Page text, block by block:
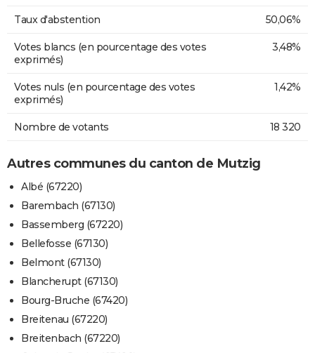
Taux d'abstention 50,06%
Votes blancs (en pourcentage des votes
exprimés)
3,48%
Votes nuls (en pourcentage des votes
exprimés)
1,42%
Nombre de votants 18 320
Autres communes du canton de Mutzig
Albé (67220)
Barembach (67130)
Bassemberg (67220)
Bellefosse (67130)
Belmont (67130)
Blancherupt (67130)
Bourg-Bruche (67420)
Breitenau (67220)
Breitenbach (67220)